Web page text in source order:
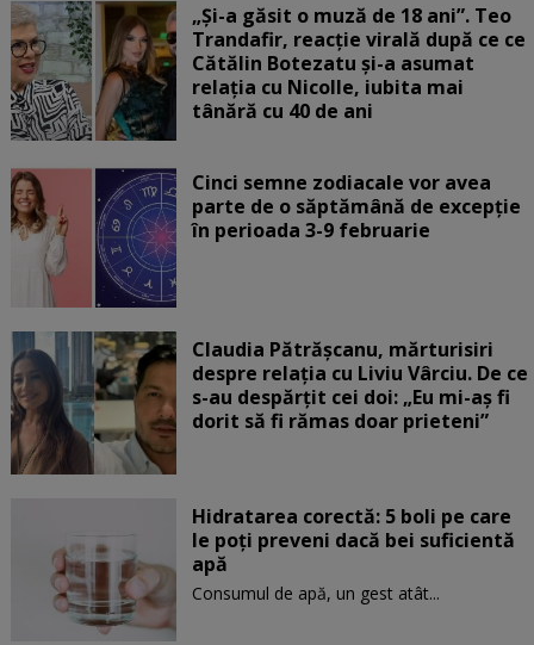
„Și-a găsit o muză de 18 ani”. Teo
Trandafir, reacție virală după ce ce
Cătălin Botezatu și-a asumat
relația cu Nicolle, iubita mai
tânără cu 40 de ani
Cinci semne zodiacale vor avea
parte de o săptămână de excepție
în perioada 3-9 februarie
Claudia Pătrășcanu, mărturisiri
despre relația cu Liviu Vârciu. De ce
s-au despărțit cei doi: „Eu mi-aș fi
dorit să fi rămas doar prieteni”
Hidratarea corectă: 5 boli pe care
le poți preveni dacă bei suficientă
apă
Consumul de apă, un gest atât...